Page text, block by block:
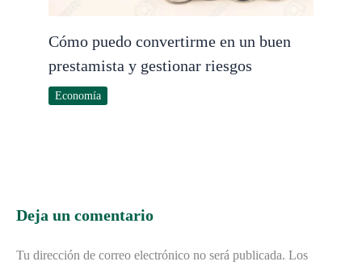
Cómo puedo convertirme en un buen
prestamista y gestionar riesgos
Economía
Deja un comentario
Tu dirección de correo electrónico no será publicada. Los